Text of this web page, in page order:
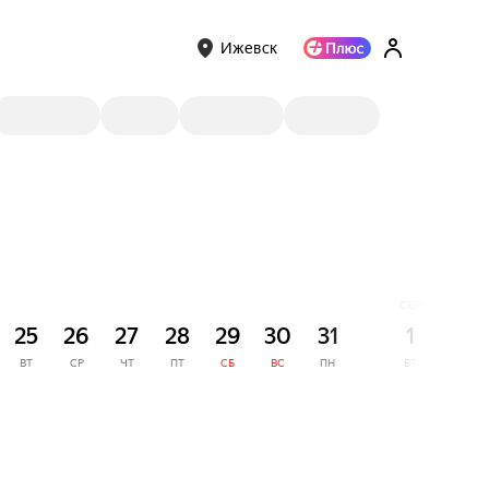
Ижевск
25
ВТ
26
СР
27
ЧТ
28
ПТ
29
СБ
30
ВС
31
ПН
1
ВТ